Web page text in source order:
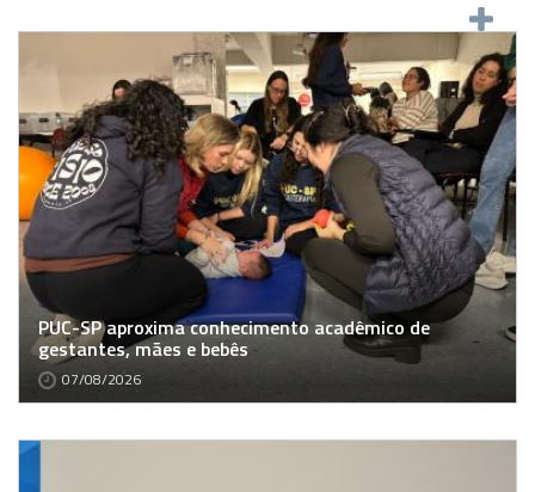
PUC-SP aproxima conhecimento acadêmico de
gestantes, mães e bebês
07/08/2026